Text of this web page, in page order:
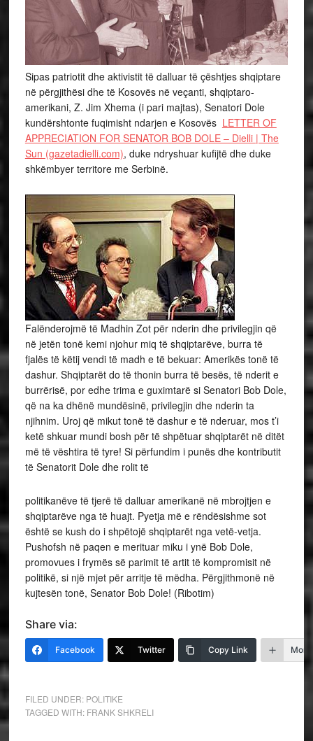
Sipas patriotit dhe aktivistit të dalluar të çështjes shqiptare
në përgjithësi dhe të Kosovës në veçanti, shqiptaro-
amerikani, Z. Jim Xhema (i pari majtas), Senatori Dole
kundërshtonte fuqimisht ndarjen e Kosovës LETTER OF
APPRECIATION FOR SENATOR BOB DOLE – Dielli | The
Sun (gazetadielli.com), duke ndryshuar kufijtë dhe duke
shkëmbyer territore me Serbinë.
Falënderojmë të Madhin Zot për nderin dhe privilegjin që
në jetën tonë kemi njohur miq të shqiptarëve, burra të
fjalës të këtij vendi të madh e të bekuar: Amerikës tonë të
dashur. Shqiptarët do të thonin burra të besës, të nderit e
burrërisë, por edhe trima e guximtarë si Senatori Bob Dole,
që na ka dhënë mundësinë, privilegjin dhe nderin ta
njihnim. Uroj që mikut tonë të dashur e të nderuar, mos t’i
ketë shkuar mundi bosh për të shpëtuar shqiptarët në ditët
më të vështira të tyre! Si përfundim i punës dhe kontributit
të Senatorit Dole dhe rolit të
politikanëve të tjerë të dalluar amerikanë në mbrojtjen e
shqiptarëve nga të huajt. Pyetja më e rëndësishme sot
është se kush do i shpëtojë shqiptarët nga vetë-vetja.
Pushofsh në paqen e merituar miku i ynë Bob Dole,
promovues i frymës së parimit të artit të kompromisit në
politikë, si një mjet për arritje të mëdha. Përgjithmonë në
kujtesën tonë, Senator Bob Dole! (Ribotim)
Share via:
Facebook Twitter Copy Link More
FILED UNDER: POLITIKE
TAGGED WITH: FRANK SHKRELI